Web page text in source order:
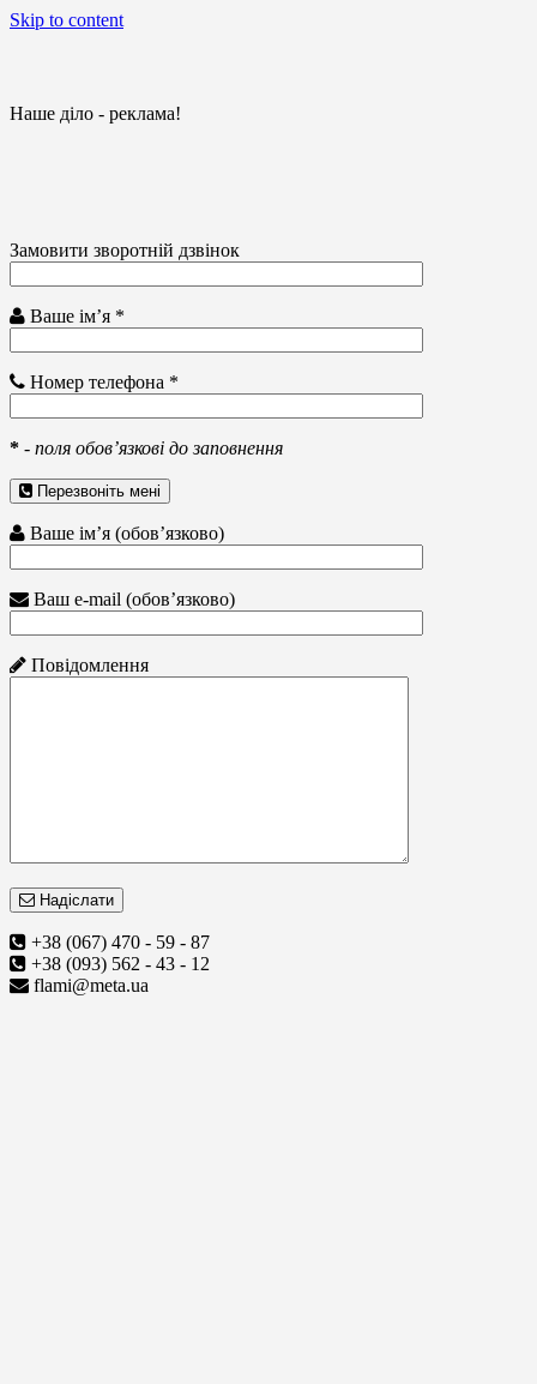
Skip to content
Наше діло - реклама!
Замовити зворотній дзвінок
Ваше ім’я *
Номер телефона *
* - поля обов’язкові до заповнення
Перезвоніть мені
Ваше ім’я (обов’язково)
Ваш e-mail (обов’язково)
Повідомлення
Надіслати
+38 (067) 470 - 59 - 87
+38 (093) 562 - 43 - 12
flami@meta.ua